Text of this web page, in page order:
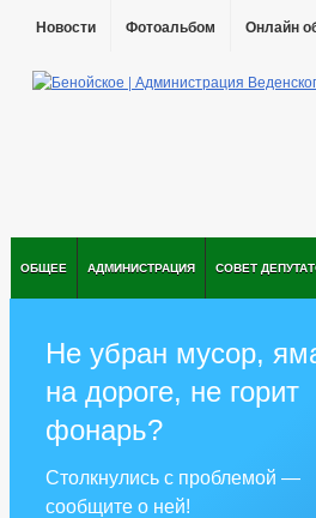
Новости Фотоальбом Онлайн
ОБЩЕЕ АДМИНИСТРАЦИЯ СОВЕТ
Не убран мусор,
на дороге, не горит
фонарь?
Столкнулись с проблемой —
сообщите о ней!